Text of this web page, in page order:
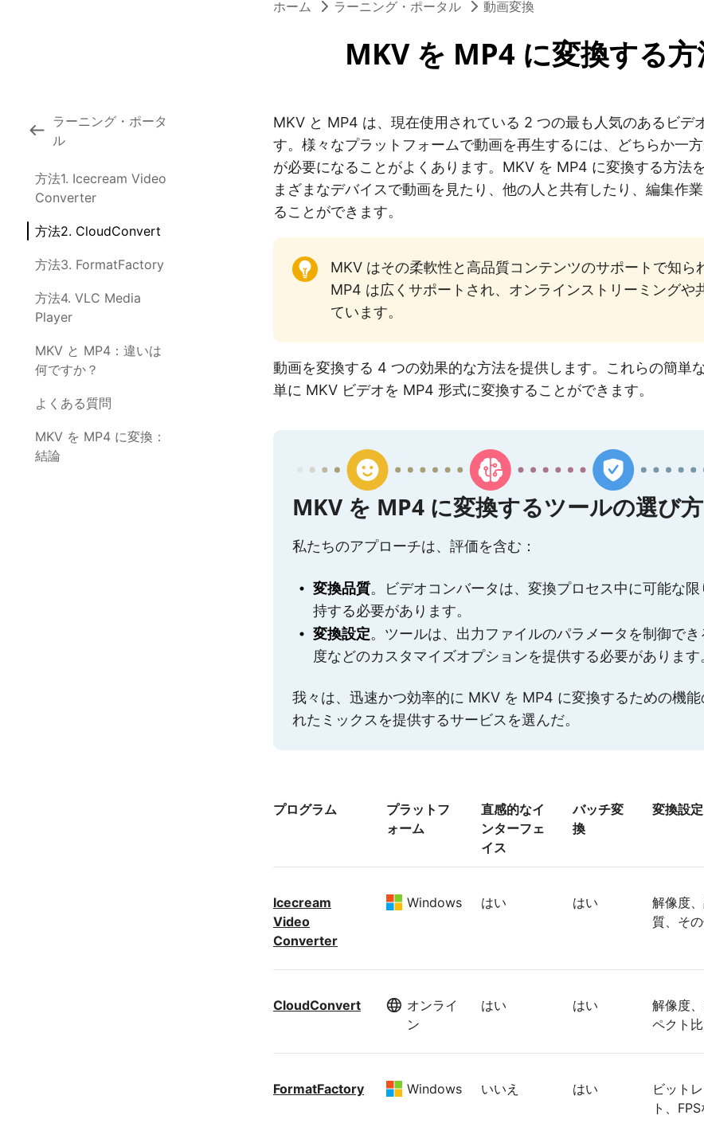
ホーム ラーニング・ポータル 動画変換
MKV を MP4 に変換する
ラーニング・ポータ
ル
方法1. Icecream Video
Converter
方法2. CloudConvert
方法3. FormatFactory
方法4. VLC Media
Player
MKV と MP4：違いは
何ですか？
よくある質問
MKV を MP4 に変換：
結論
MKV と MP4 は、現在使用されている 2 つの最も人気のあるビデ
す。様々なプラットフォームで動画を再生するには、どちらか一
が必要になることがよくあります。MKV を MP4 に変換する方法
まざまなデバイスで動画を見たり、他の人と共有したり、編集作
ることができます。
MKV はその柔軟性と高品質コンテンツのサポートで知ら
MP4 は広くサポートされ、オンラインストリーミングや
ています。
動画を変換する 4 つの効果的な方法を提供します。これらの簡単
単に MKV ビデオを MP4 形式に変換することができます。
MKV を MP4 に変換するツールの選び方
私たちのアプローチは、評価を含む：
変換品質。ビデオコンバータは、変換プロセス中に可能な
持する必要があります。
変換設定。ツールは、出力ファイルのパラメータを制御で
度などのカスタマイズオプションを提供する必要があります
我々は、迅速かつ効率的に MKV を MP4 に変換するための機能
れたミックスを提供するサービスを選んだ。
プログラム
プラットフ
ォーム
直感的なイ
ンターフェ
イス
バッチ変
換
変換設定
Icecream
Video
Converter
Windows はい はい
解像度
質、そ
CloudConvert
オンライ
ン
はい はい
解像度
ペクト
FormatFactory Windows いいえ はい
ビット
ト、